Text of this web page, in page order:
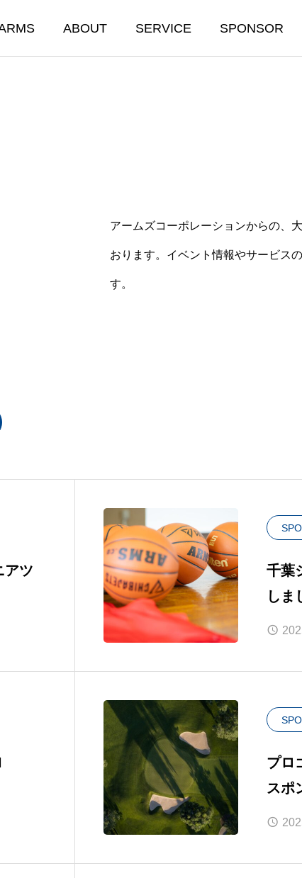
ABOUT SERVICE SPONSOR
太陽光発電
2025年忘年会を開催しました！
2026.01.24
アームズコーポレーションからの、
おります。イベント情報やサービス
す。
アツ
千葉
しま
プロ
スポ
た。